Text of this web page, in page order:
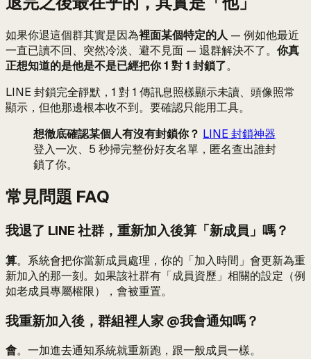
如果你退這個群其實是因為裡面某個特定的人 — 例如他最近
一直已讀不回、突然冷淡、避不見面 — 退群解決不了。 你真
正想知道的是他是不是已經把你 1 對 1 封鎖了。
LINE 封鎖完全靜默，1 對 1 傳訊息照樣顯示未讀、頭像照常
顯示，但他那邊根本收不到。要確認只能用工具。
想徹底確認某個人有沒有封鎖你？ LINE 封鎖神器
登入一次、5 秒掃完整份好友名單，匿名查出誰封
鎖了你。
常見問題 FAQ
我退了 LINE 社群，重新加入後算「新成員」嗎？
算。系統會把你當新成員處理，你的「加入時間」會更新為重
新加入的那一刻。如果該社群有「成員資歷」相關的設定（例
如老成員專屬權限），會被重置。
我重新加入後，群組裡人家 @我會通知嗎？
會。一加進去通知系統就重新跑，跟一般成員一樣。